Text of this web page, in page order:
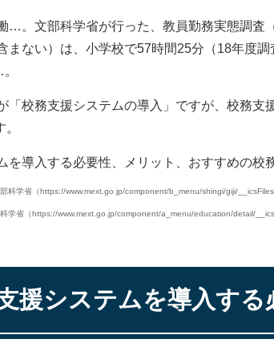
…。文部科学省が行った、教員勤務実態調査
まない）は、小学校で57時間25分（18年度
「校務支援システムの導入」ですが、校務
導入する必要性、メリット、おすすめの校
部科学省（https://www.mext.go.jp/component/b_menu/shingi/giji/
科学省（https://www.mext.go.jp/component/a_menu/education/detail/
援システムを導入する